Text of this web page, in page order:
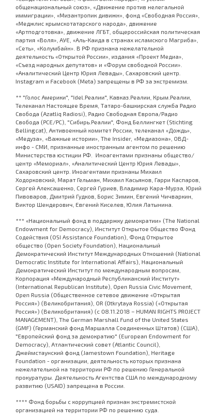
общенациональный союз», «Движение против нелегальной
иммиграции», «Мизантропик дивижн», фонд «Свободная Россия»,
«Меджлис крымскотатарского народа», движение
«Артподготовка», движение ЛГБТ, общероссийская политическая
партия «Воля», АУЕ, «Аль-Каида в странах исламского Магриба»,
«Сеть», «Колумбайн». В РФ признана нежелательной
деятельность «Открытой России», издания «Проект Медиа»,
«Съезд народных депутатов» и «Форум свободной России».
«Аналитический Центр Юрия Левады», Сахаровский центр.
Instagram и Facebook (Metа) запрещены в РФ за экстремизм.
** "Голос Америки", "Idel.Реалии", Кавказ.Реалии, Крым.Реалии,
Телеканал Настоящее Время, Татаро-башкирская служба Радио
Свобода (Azatliq Radiosi), Радио Свободная Европа/Радио
Свобода (PCE/PC), "Сибирь.Реалии", Фонд Беллингкет (Stichting
Bellingcat), Антивоенный комитет России, телеканал «Дождь»,
«Медуза», «Важные истории», The Insider, «Медиазона», ОВД-
инфо - СМИ, признанные иностранным агентом по решению
Министерства юстиции РФ. Иноагентами признаны общество/
центр «Мемориал», «Аналитический Центр Юрия Левады»,
Сахаровский центр. Иноагентами признаны Михаил
Ходорковский, Марат Гельман, Михаил Касьянов, Гарри Каспаров,
Сергей Алексашенко, Сергей Гуриев, Владимир Кара-Мурза, Юрий
Пивоваров, Дмитрий Гудков, Борис Зимин, Евгений Чичваркин,
Виктор Шендерович, Евгений Киселев, Юлия Латынина.
*** «Национальный фонд в поддержку демократии» (The National
Endowment for Democracy), Институт Открытое Общество Фонд
Содействия (OSI Assistance Foundation), Фонд Открытое
общество (Open Society Foundation), Национальный
Демократический Институт Международных Отношений (National
Democratic Institute for International Affairs), Национальный
Демократический Институт по международным вопросам,
Корпорация «Международный Республиканский Институт»
(International Republican Institute), Open Russia Civic Movement,
Open Russia (Общественное сетевое движение «Открытая
Россия») (Великобритания), OR (Otkrytaya Rossia) («Открытая
Россия») (Великобритания) (с 08.11.2018 – HUMAN RIGHTS PROJECT
MANAGEMENT), The German Marshall Fund of the United States
(GMF) (Германский фонд Маршалла Соединенных Штатов) (США),
"Европейский фонд за демократию" (European Endowment for
Democracy), Атлантический совет (Atlantic Council),
Джеймстаунский фонд (Jamestown Foundation), Heritage
Foundation - организации, деятельность которых признана
нежелательной на территории РФ по решению Генеральной
прокуратуры. Деятельность Агентства США по международному
развитию (USAID) запрещена в России.
**** Фонд борьбы с коррупцией признан экстремистской
организацией на территории РФ по решению суда.